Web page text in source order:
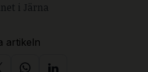
i Järna
artikeln